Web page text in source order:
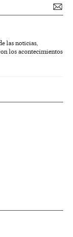
las noticias,
los acontecimientos